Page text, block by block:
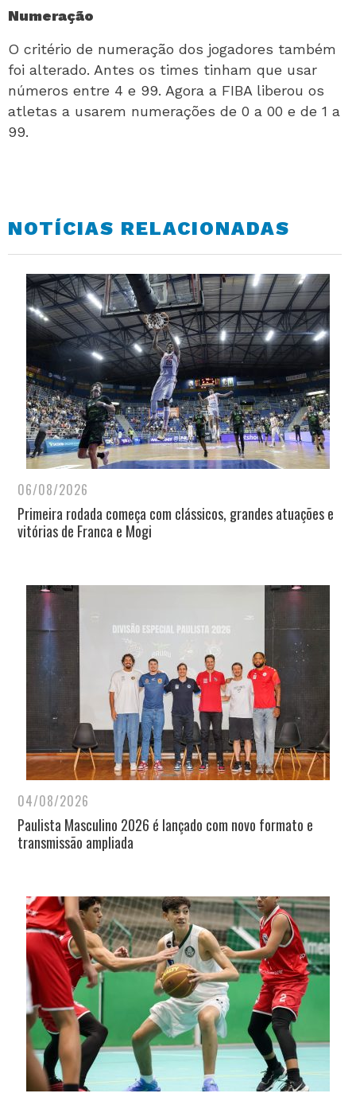
Numeração
O critério de numeração dos jogadores também
foi alterado. Antes os times tinham que usar
números entre 4 e 99. Agora a FIBA liberou os
atletas a usarem numerações de 0 a 00 e de 1 a
99.
NOTÍCIAS RELACIONADAS
06/08/2026
Primeira rodada começa com clássicos, grandes atuações e
vitórias de Franca e Mogi
04/08/2026
Paulista Masculino 2026 é lançado com novo formato e
transmissão ampliada